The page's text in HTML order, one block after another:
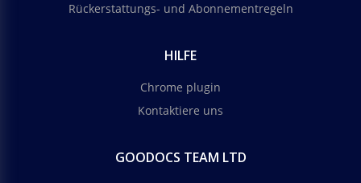
Rückerstattungs- und Abonnementregeln
HILFE
Chrome plugin
Kontaktiere uns
GOODOCS TEAM LTD